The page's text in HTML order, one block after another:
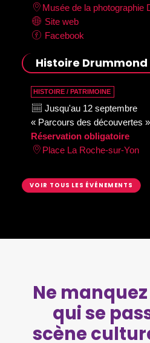
Musée de la photographie
Site web
Facebook
Histoire Drummond
HISTOIRE / PATRIMOINE
Jusqu'au 12 septembre
« Parcours des découvertes »
Réservation obligatoire
Place La Roche-sur-Yon
VOIR TOUS LES ÉVÉNEMENTS
Ne
qui se
scène